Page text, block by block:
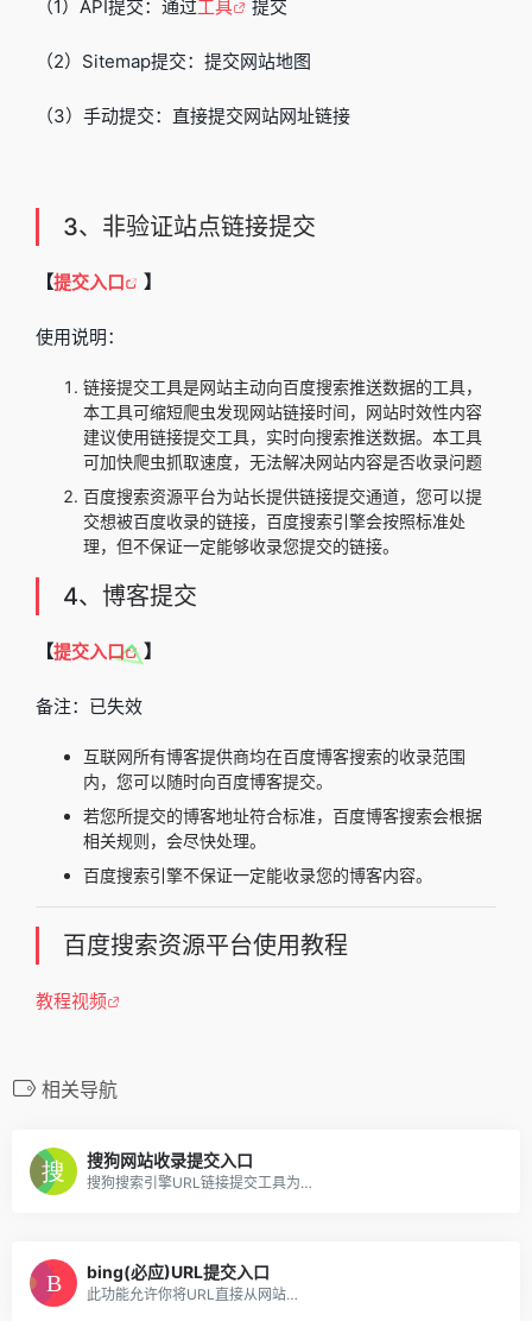
（1）API提交：通过工具 提交
（2）Sitemap提交：提交网站地图
（3）手动提交：直接提交网站网址链接
3、非验证站点链接提交
【提交入口 】
使用说明：
链接提交工具是网站主动向百度搜索推送数据的工具，
本工具可缩短爬虫发现网站链接时间，网站时效性内容
建议使用链接提交工具，实时向搜索推送数据。本工具
可加快爬虫抓取速度，无法解决网站内容是否收录问题
百度搜索资源平台为站长提供链接提交通道，您可以提
交想被百度收录的链接，百度搜索引擎会按照标准处
理，但不保证一定能够收录您提交的链接。
4、博客提交
【提交入口 】
备注：已失效
互联网所有博客提供商均在百度博客搜索的收录范围
内，您可以随时向百度博客提交。
若您所提交的博客地址符合标准，百度博客搜索会根据
相关规则，会尽快处理。
百度搜索引擎不保证一定能收录您的博客内容。
百度搜索资源平台使用教程
教程视频
相关导航
搜狗网站收录提交入口
搜狗搜索引擎URL链接提交工具为…
bing(必应)URL提交入口
此功能允许你将URL直接从网站…